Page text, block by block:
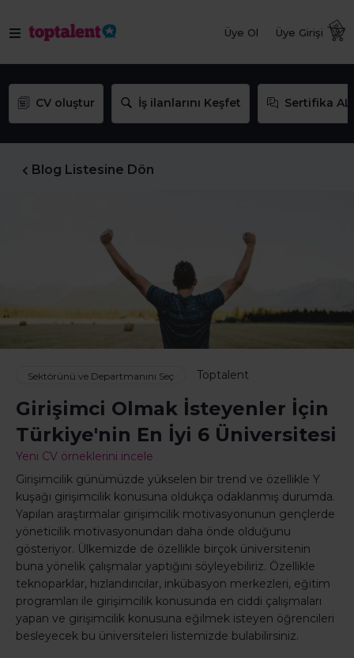
Üye Ol Üye Girişi
CV oluştur İş ilanlarını Keşfet Sertifika AL
Blog Listesine Dön
Sektörünü ve Departmanını Seç Toptalent
Girişimci Olmak İsteyenler İçin
Türkiye'nin En İyi 6 Üniversitesi
Yeni CV örneklerini incele
Girişimcilik günümüzde yükselen bir trend ve özellikle Y
kuşağı girişimcilik konusuna oldukça odaklanmış durumda.
Yapılan araştırmalar girişimcilik motivasyonunun gençlerde
yöneticilik motivasyonundan daha önde olduğunu
gösteriyor. Ülkemizde de özellikle birçok üniversitenin
buna yönelik çalışmalar yaptığını söyleyebiliriz. Özellikle
teknoparklar, hızlandırıcılar, inkübasyon merkezleri, eğitim
programları ile girişimcilik konusunda en ciddi çalışmaları
yapan ve girişimcilik konusuna eğilmek isteyen öğrencileri
besleyecek bu üniversiteleri listemizde bulabilirsiniz.